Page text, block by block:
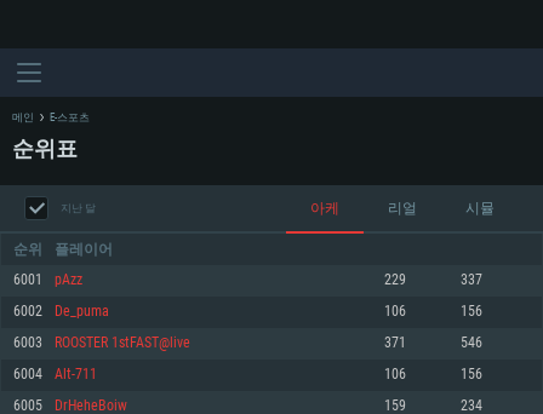
메인 E-스포츠
순위표
지난 달 아케 리얼 시뮬
순위 플레이어
6001 pAzz 229 337
6002 De_puma 106 156
6003 ROOSTER 1stFAST@live 371 546
6004 Alt-711 106 156
6005 DrHeheBoiw 159 234